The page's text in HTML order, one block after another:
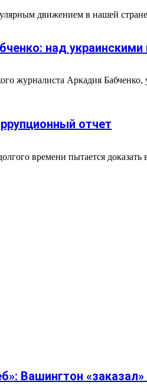
движением в нашей
над
журналиста Аркадия
отчет
времени пытается
Вашингтон